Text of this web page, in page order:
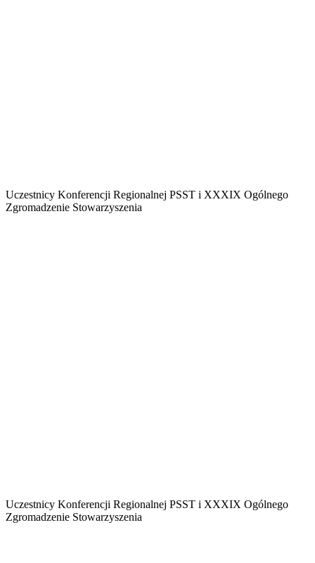
Uczestnicy Konferencji Regionalnej PSST i XXXIX Ogólnego
Zgromadzenie Stowarzyszenia
Uczestnicy Konferencji Regionalnej PSST i XXXIX Ogólnego
Zgromadzenie Stowarzyszenia